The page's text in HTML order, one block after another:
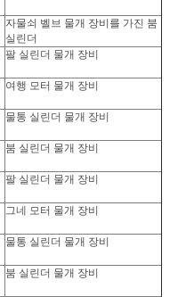
자물쇠 벨브 물개 장비를 가진 붐
실린더
팔 실린더 물개 장비
여행 모터 물개 장비
물통 실린더 물개 장비
붐 실린더 물개 장비
팔 실린더 물개 장비
그네 모터 물개 장비
물통 실린더 물개 장비
붐 실린더 물개 장비